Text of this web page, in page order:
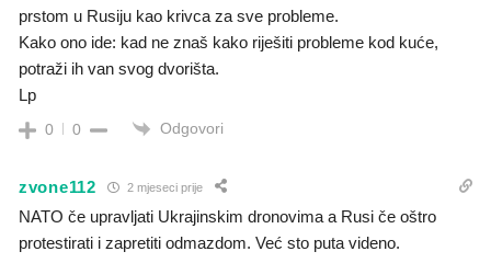
prstom u Rusiju kao krivca za sve probleme.
Kako ono ide: kad ne znaš kako riješiti probleme kod kuće,
potraži ih van svog dvorišta.
Lp
0 0 Odgovori
zvone112 2 mjeseci prije
NATO če upravljati Ukrajinskim dronovima a Rusi če oštro
protestirati i zapretiti odmazdom. Već sto puta videno.